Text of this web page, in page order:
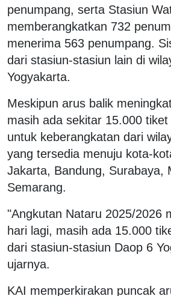
penumpang, serta Stasiun
memberangkatkan 732
menerima 563 penumpang.
dari stasiun-stasiun lain di
Yogyakarta.
Meskipun arus balik
masih ada sekitar 15.000
untuk keberangkatan dari
yang tersedia menuju kota-
Jakarta, Bandung, Surabaya,
Semarang.
"Angkutan Nataru 2025/2026
hari lagi, masih ada 15.000
dari stasiun-stasiun Daop 6
ujarnya.
KAI memperkirakan puncak